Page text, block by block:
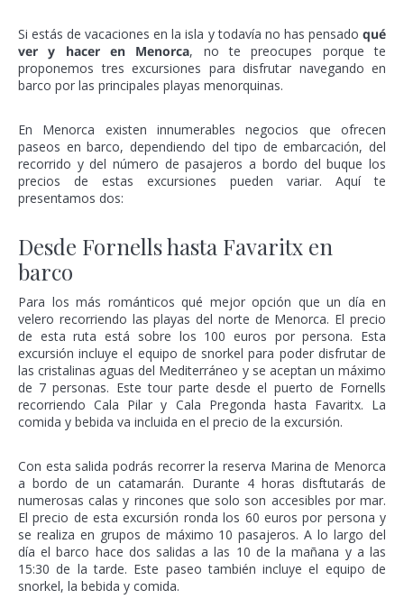
Si estás de vacaciones en la isla y todavía no has pensado qué
ver y hacer en Menorca, no te preocupes porque te
proponemos tres excursiones para disfrutar navegando en
barco por las principales playas menorquinas.
En Menorca existen innumerables negocios que ofrecen
paseos en barco, dependiendo del tipo de embarcación, del
recorrido y del número de pasajeros a bordo del buque los
precios de estas excursiones pueden variar. Aquí te
presentamos dos:
Desde Fornells hasta Favaritx en
barco
Para los más románticos qué mejor opción que un día en
velero recorriendo las playas del norte de Menorca. El precio
de esta ruta está sobre los 100 euros por persona. Esta
excursión incluye el equipo de snorkel para poder disfrutar de
las cristalinas aguas del Mediterráneo y se aceptan un máximo
de 7 personas. Este tour parte desde el puerto de Fornells
recorriendo Cala Pilar y Cala Pregonda hasta Favaritx. La
comida y bebida va incluida en el precio de la excursión.
Con esta salida podrás recorrer la reserva Marina de Menorca
a bordo de un catamarán. Durante 4 horas disftutarás de
numerosas calas y rincones que solo son accesibles por mar.
El precio de esta excursión ronda los 60 euros por persona y
se realiza en grupos de máximo 10 pasajeros. A lo largo del
día el barco hace dos salidas a las 10 de la mañana y a las
15:30 de la tarde. Este paseo también incluye el equipo de
snorkel, la bebida y comida.